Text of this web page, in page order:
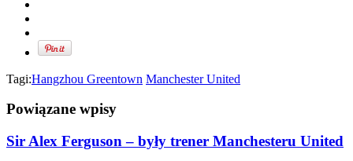
Tagi:Hangzhou Greentown Manchester United
Powiązane wpisy
Sir Alex Ferguson – były trener Manchesteru United